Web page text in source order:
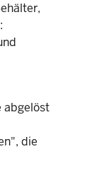
abgelöst
die